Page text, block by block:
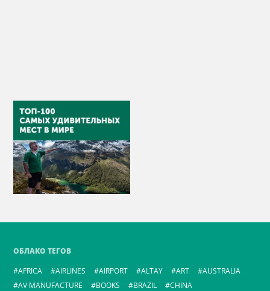
ОБЛАКО ТЕГОВ
AFRICA
AIRLINES AIRPORT ALTAY ART
AUSTRALIA
AV MANUFACTURE
BOOKS BRAZIL
CHINA